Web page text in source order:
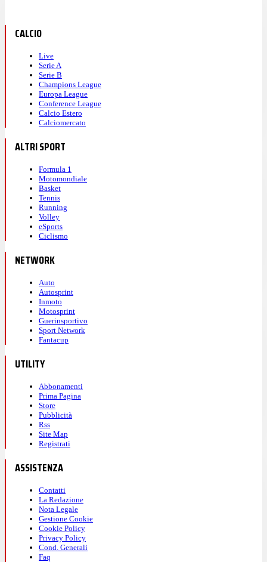
CALCIO
Live
Serie A
Serie B
Champions League
Europa League
Conference League
Calcio Estero
Calciomercato
ALTRI SPORT
Formula 1
Motomondiale
Basket
Tennis
Running
Volley
eSports
Ciclismo
NETWORK
Auto
Autosprint
Inmoto
Motosprint
Guerinsportivo
Sport Network
Fantacup
UTILITY
Abbonamenti
Prima Pagina
Store
Pubblicità
Rss
Site Map
Registrati
ASSISTENZA
Contatti
La Redazione
Nota Legale
Gestione Cookie
Cookie Policy
Privacy Policy
Cond. Generali
Faq